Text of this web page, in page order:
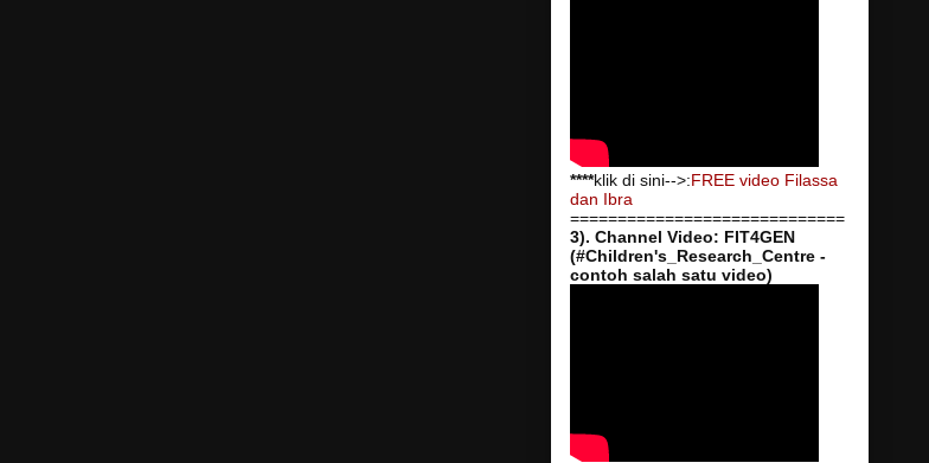
****klik di sini-->:FREE video Filassa
dan Ibra
=============================
3). Channel Video: FIT4GEN
(#Children's_Research_Centre -
contoh salah satu video)